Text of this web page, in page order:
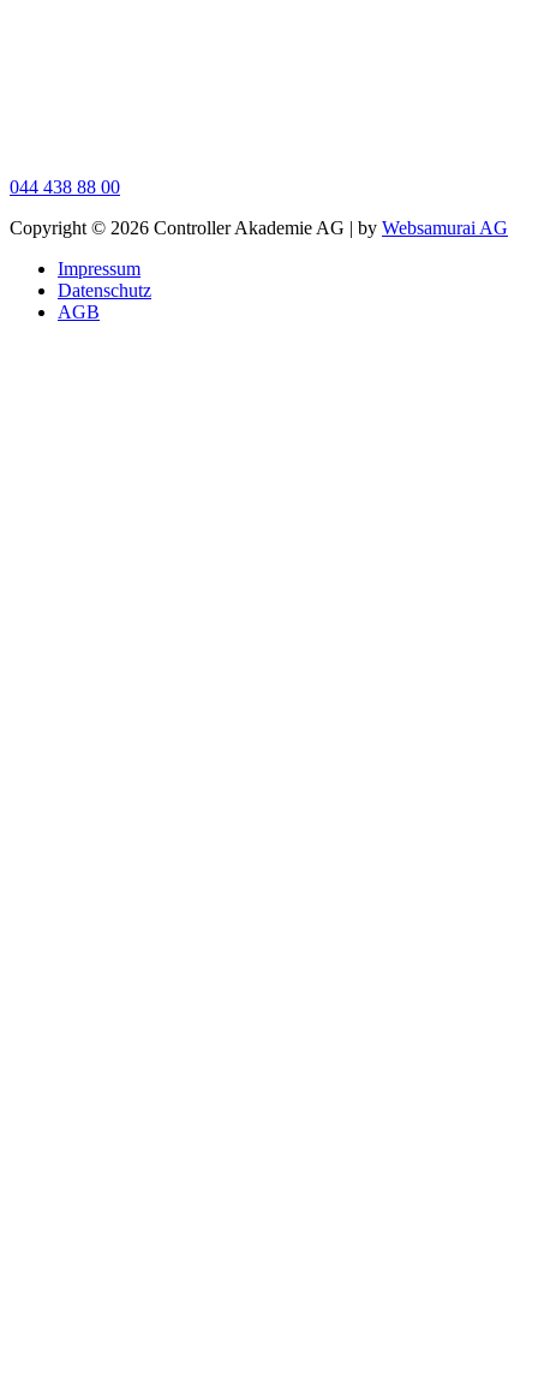
044 438 88 00
Сopy­right © 2026 Con­trol­ler Aka­de­mie AG | by Web­sa­mu­rai AG
Impres­sum
Daten­schutz
AGB